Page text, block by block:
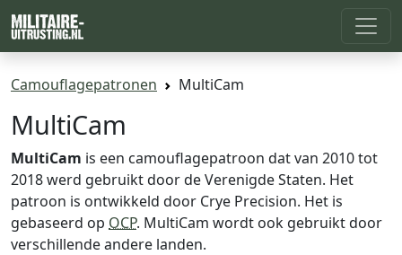
Camouflagepatronen MultiCam
MultiCam
MultiCam is een camouflagepatroon dat van 2010 tot
2018 werd gebruikt door de Verenigde Staten. Het
patroon is ontwikkeld door Crye Precision. Het is
gebaseerd op OCP. MultiCam wordt ook gebruikt door
verschillende andere landen.